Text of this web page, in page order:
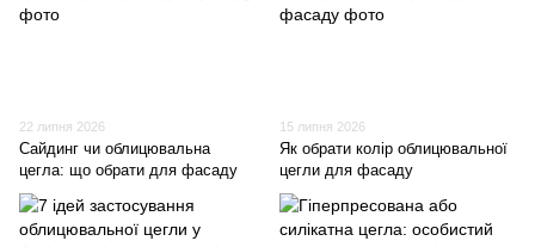
22 липня 2026
Сайдинг чи облицювальна
цегла: що обрати для фасаду
15 липня 2026
Як обрати колір облицювальної
цегли для фасаду